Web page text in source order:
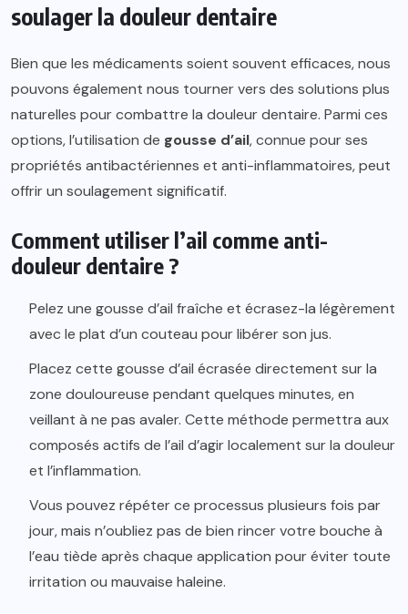
soulager la douleur dentaire
Bien que les médicaments soient souvent efficaces, nous
pouvons également nous tourner vers des solutions plus
naturelles pour combattre la douleur dentaire. Parmi ces
options, l’utilisation de gousse d’ail, connue pour ses
propriétés antibactériennes et anti-inflammatoires, peut
offrir un soulagement significatif.
Comment utiliser l’ail comme anti-
douleur dentaire ?
Pelez une gousse d’ail fraîche et écrasez-la légèrement
avec le plat d’un couteau pour libérer son jus.
Placez cette gousse d’ail écrasée directement sur la
zone douloureuse pendant quelques minutes, en
veillant à ne pas avaler. Cette méthode permettra aux
composés actifs de l’ail d’agir localement sur la douleur
et l’inflammation.
Vous pouvez répéter ce processus plusieurs fois par
jour, mais n’oubliez pas de bien rincer votre bouche à
l’eau tiède après chaque application pour éviter toute
irritation ou mauvaise haleine.